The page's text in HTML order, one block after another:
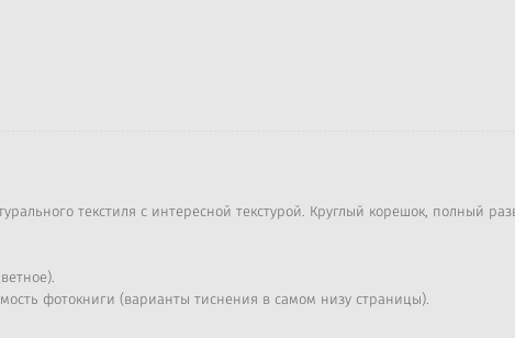
текстиля с интересной текстурой. Круглый корешок, полный
фотокниги (варианты тиснения в самом низу страницы).